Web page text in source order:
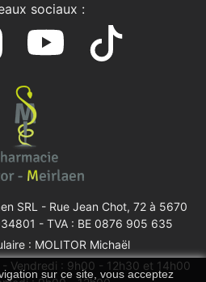
sur ce site, vous acceptez
sociaux :
SRL - Rue Jean Chot, 72 à 5670
- TVA : BE 0876 905 635
: MOLITOR Michaël
Vendredi : 9h00 - 12h30 et 14h00